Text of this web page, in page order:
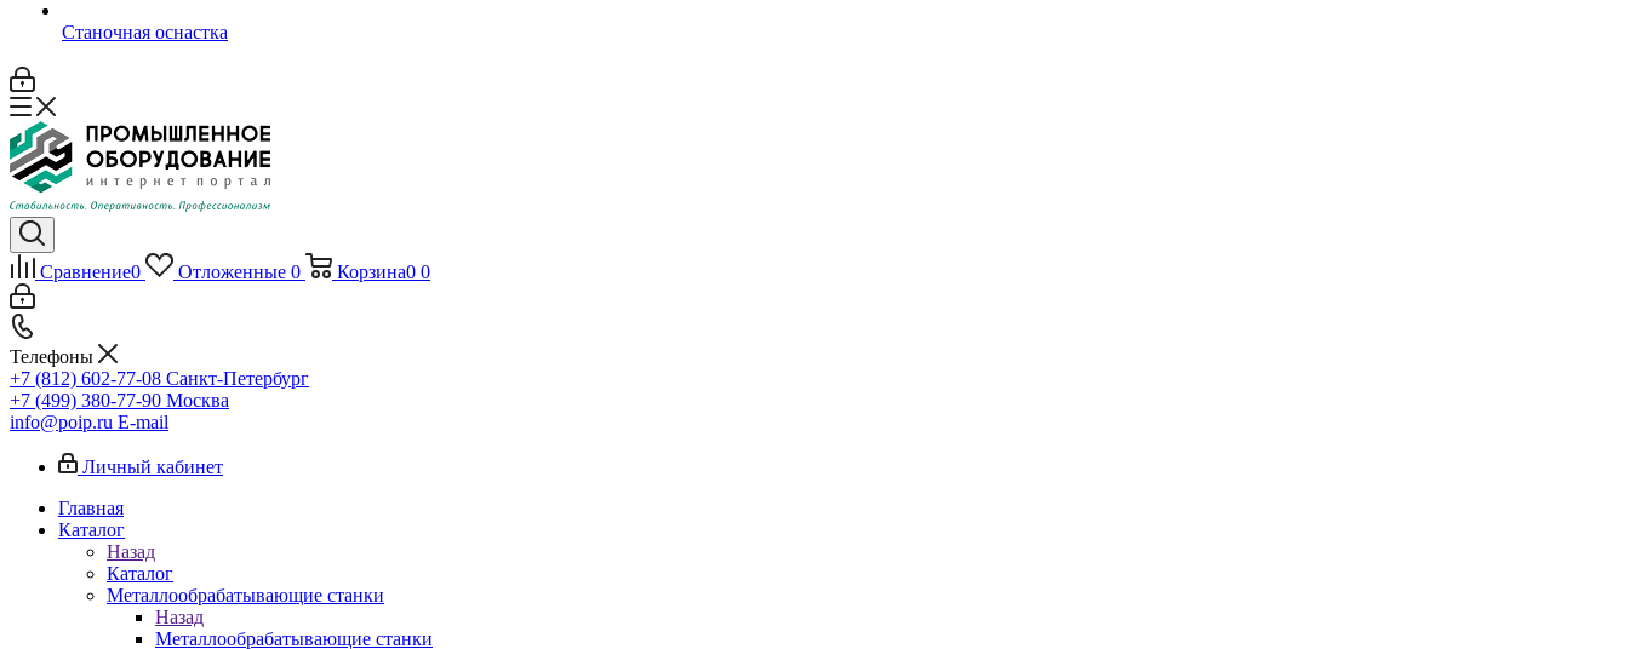
Станочная оснастка
Сравнение0 Отложенные 0 Корзина0 0
Телефоны
+7 (812) 602-77-08 Санкт-Петербург
+7 (499) 380-77-90 Москва
info@poip.ru E-mail
Личный кабинет
Главная
Каталог
Назад
Каталог
Металлообрабатывающие станки
Назад
Металлообрабатывающие станки